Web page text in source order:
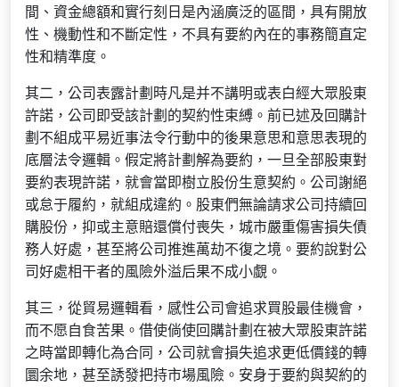
間、資金總額和實行刻日是內涵廣泛的區間，具有開放
性、機動性和不斷定性，不具有要約內在的事務簡直定
性和精準度。
其二，公司表露計劃時凡是并不講明或表白經大眾股東
許諾，公司即受該計劃的契約性束縛。前已述及回購計
劃不組成平易近事法令行動中的後果意思和意思表現的
底層法令邏輯。假定將計劃解為要約，一旦全部股東對
要約表現許諾，就會當即樹立股份生意契約。公司謝絕
或怠于履約，就組成違約。股東們無論請求公司持續回
購股份，抑或主意賠還償付喪失，城市嚴重傷害損失債
務人好處，甚至將公司推進萬劫不復之境。要約說對公
司好處相干者的風險外溢后果不成小覷。
其三，從貿易邏輯看，感性公司會追求買股最佳機會，
而不愿自食苦果。借使倘使回購計劃在被大眾股東許諾
之時當即轉化為合同，公司就會損失追求更低價錢的轉
圜余地，甚至誘發把持市場風險。安身于要約與契約的